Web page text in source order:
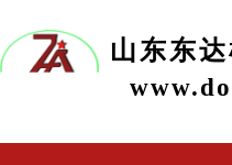
山东东